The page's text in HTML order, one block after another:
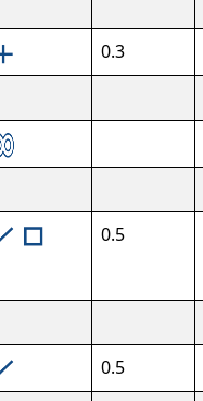
0.3
0.5
0.5